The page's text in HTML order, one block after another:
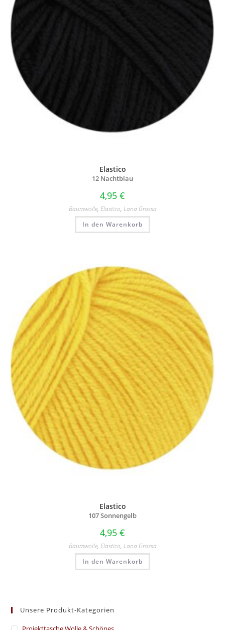
Elastico
12 Nachtblau
4,95 €
Baumwolle, Elastico, Lana Grossa
In den Warenkorb
Elastico
107 Sonnengelb
4,95 €
Baumwolle, Elastico, Lana Grossa
In den Warenkorb
Unsere Produkt-Kategorien